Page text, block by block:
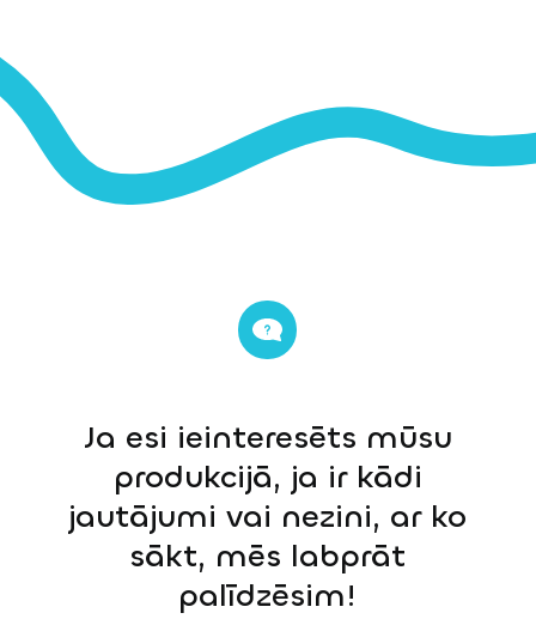
Ja esi ieinteresēts mūsu
produkcijā, ja ir kādi
jautājumi vai nezini, ar ko
sākt, mēs labprāt
palīdzēsim!